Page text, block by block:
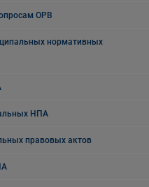
ОРВ
нормативных
НПА
правовых актов